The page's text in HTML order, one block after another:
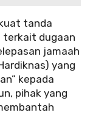
tanda
terkait dugaan
jamaah
yang
kepada
pihak yang